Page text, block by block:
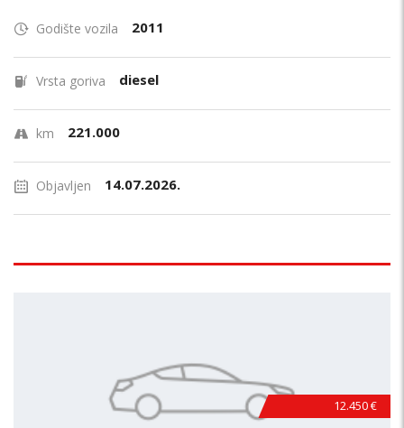
Godište vozila 2011
Vrsta goriva diesel
km 221.000
Objavljen 14.07.2026.
12.450 €